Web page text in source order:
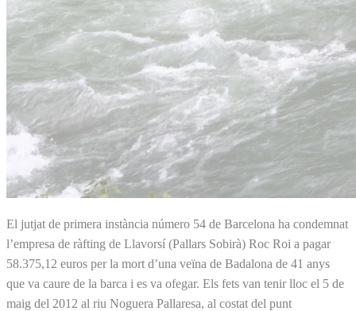
El jutjat de primera instància número 54 de Barcelona ha condemnat
l’empresa de ràfting de Llavorsí (Pallars Sobirà) Roc Roi a pagar
58.375,12 euros per la mort d’una veïna de Badalona de 41 anys
que va caure de la barca i es va ofegar. Els fets van tenir lloc el 5 de
maig del 2012 al riu Noguera Pallaresa, al costat del punt